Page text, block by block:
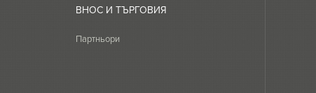
ВНОС И ТЪРГОВИЯ
Партньори